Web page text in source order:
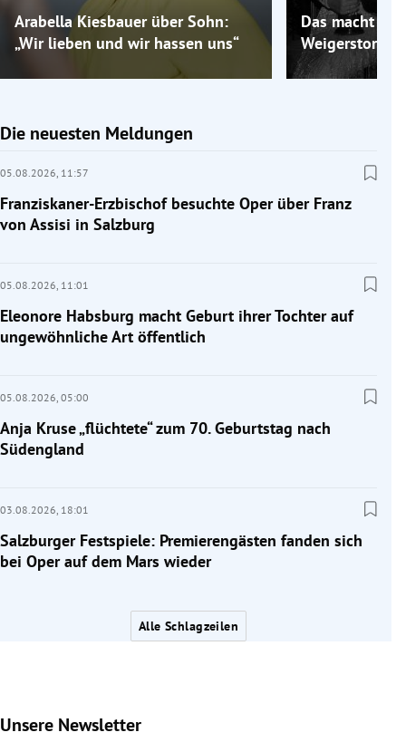
Arabella Kiesbauer über Sohn:
„Wir lieben und wir hassen uns“
Das macht
Weigerstorfer
Die neuesten Meldungen
05.08.2026, 11:57
Franziskaner-Erzbischof besuchte Oper über Franz
von Assisi in Salzburg
05.08.2026, 11:01
Eleonore Habsburg macht Geburt ihrer Tochter auf
ungewöhnliche Art öffentlich
05.08.2026, 05:00
Anja Kruse „flüchtete“ zum 70. Geburtstag nach
Südengland
03.08.2026, 18:01
Salzburger Festspiele: Premierengästen fanden sich
bei Oper auf dem Mars wieder
Alle Schlagzeilen
Unsere Newsletter
Slide 1 von 6